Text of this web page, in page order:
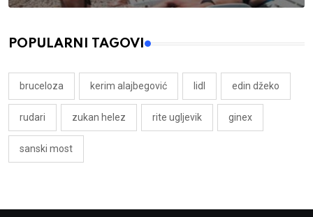
POPULARNI TAGOVI
bruceloza kerim alajbegović lidl edin džeko
rudari zukan helez rite ugljevik ginex
sanski most